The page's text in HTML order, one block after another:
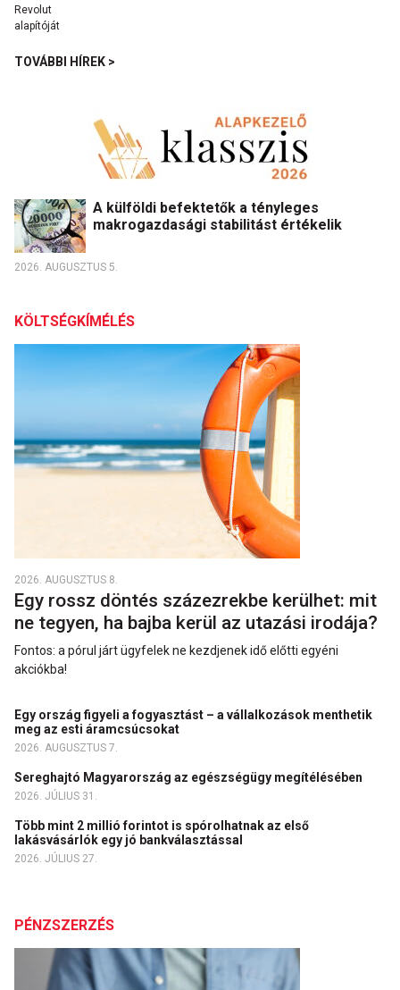
TOVÁBBI HÍREK >
A külföldi befektetők a tényleges
makrogazdasági stabilitást értékelik
2026. AUGUSZTUS 5.
KÖLTSÉGKÍMÉLÉS
2026. AUGUSZTUS 8.
Egy rossz döntés százezrekbe kerülhet: mit
ne tegyen, ha bajba kerül az utazási irodája?
Fontos: a pórul járt ügyfelek ne kezdjenek idő előtti egyéni
akciókba!
Egy ország figyeli a fogyasztást – a vállalkozások menthetik
meg az esti áramcsúcsokat
2026. AUGUSZTUS 7.
Sereghajtó Magyarország az egészségügy megítélésében
2026. JÚLIUS 31.
Több mint 2 millió forintot is spórolhatnak az első
lakásvásárlók egy jó bankválasztással
2026. JÚLIUS 27.
PÉNZSZERZÉS